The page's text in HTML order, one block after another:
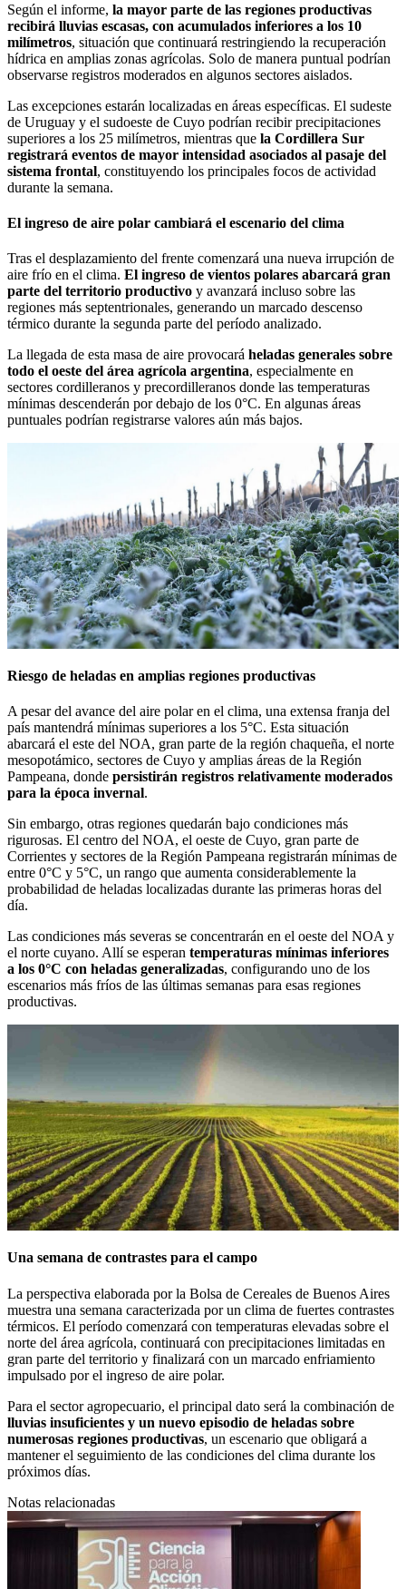
Según el informe, la mayor parte de las regiones productivas
recibirá lluvias escasas, con acumulados inferiores a los 10
milímetros, situación que continuará restringiendo la recuperación
hídrica en amplias zonas agrícolas. Solo de manera puntual podrían
observarse registros moderados en algunos sectores aislados.
Las excepciones estarán localizadas en áreas específicas. El sudeste
de Uruguay y el sudoeste de Cuyo podrían recibir precipitaciones
superiores a los 25 milímetros, mientras que la Cordillera Sur
registrará eventos de mayor intensidad asociados al pasaje del
sistema frontal, constituyendo los principales focos de actividad
durante la semana.
El ingreso de aire polar cambiará el escenario del clima
Tras el desplazamiento del frente comenzará una nueva irrupción de
aire frío en el clima. El ingreso de vientos polares abarcará gran
parte del territorio productivo y avanzará incluso sobre las
regiones más septentrionales, generando un marcado descenso
térmico durante la segunda parte del período analizado.
La llegada de esta masa de aire provocará heladas generales sobre
todo el oeste del área agrícola argentina, especialmente en
sectores cordilleranos y precordilleranos donde las temperaturas
mínimas descenderán por debajo de los 0°C. En algunas áreas
puntuales podrían registrarse valores aún más bajos.
Riesgo de heladas en amplias regiones productivas
A pesar del avance del aire polar en el clima, una extensa franja del
país mantendrá mínimas superiores a los 5°C. Esta situación
abarcará el este del NOA, gran parte de la región chaqueña, el norte
mesopotámico, sectores de Cuyo y amplias áreas de la Región
Pampeana, donde persistirán registros relativamente moderados
para la época invernal.
Sin embargo, otras regiones quedarán bajo condiciones más
rigurosas. El centro del NOA, el oeste de Cuyo, gran parte de
Corrientes y sectores de la Región Pampeana registrarán mínimas de
entre 0°C y 5°C, un rango que aumenta considerablemente la
probabilidad de heladas localizadas durante las primeras horas del
día.
Las condiciones más severas se concentrarán en el oeste del NOA y
el norte cuyano. Allí se esperan temperaturas mínimas inferiores
a los 0°C con heladas generalizadas, configurando uno de los
escenarios más fríos de las últimas semanas para esas regiones
productivas.
Una semana de contrastes para el campo
La perspectiva elaborada por la Bolsa de Cereales de Buenos Aires
muestra una semana caracterizada por un clima de fuertes contrastes
térmicos. El período comenzará con temperaturas elevadas sobre el
norte del área agrícola, continuará con precipitaciones limitadas en
gran parte del territorio y finalizará con un marcado enfriamiento
impulsado por el ingreso de aire polar.
Para el sector agropecuario, el principal dato será la combinación de
lluvias insuficientes y un nuevo episodio de heladas sobre
numerosas regiones productivas, un escenario que obligará a
mantener el seguimiento de las condiciones del clima durante los
próximos días.
Notas relacionadas